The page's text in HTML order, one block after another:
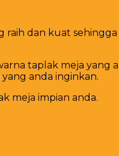
raih dan kuat
taplak meja yang
anda inginkan.
meja impian anda.